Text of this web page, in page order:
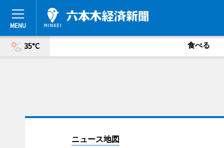
35°C 食べる
ニュース地図